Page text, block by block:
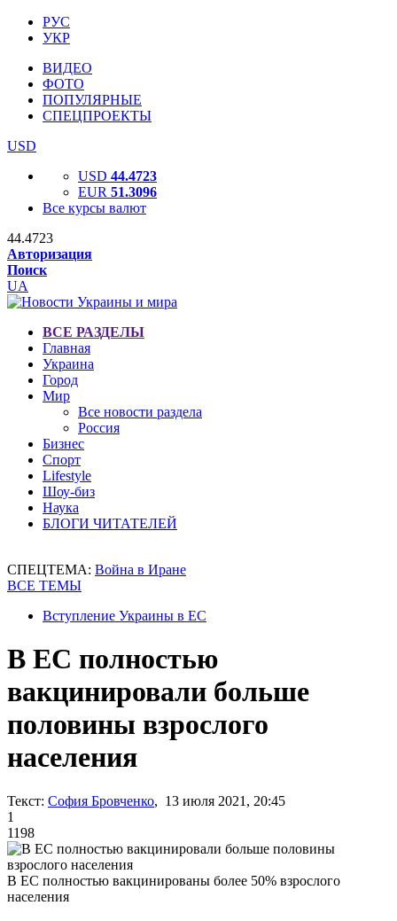
РУС
УКР
ВИДЕО
ФОТО
ПОПУЛЯРНЫЕ
СПЕЦПРОЕКТЫ
USD
USD 44.4723
EUR 51.3096
Все курсы валют
44.4723
Авторизация
Поиск
UA
ВСЕ РАЗДЕЛЫ
Главная
Украина
Город
Мир
Все новости раздела
Россия
Бизнес
Спорт
Lifestyle
Шоу-биз
Наука
БЛОГИ ЧИТАТЕЛЕЙ
СПЕЦТЕМА: Война в Иране
ВСЕ ТЕМЫ
Вступление Украины в ЕС
В ЕС полностью
вакцинировали больше
половины взрослого
населения
Текст: София Бровченко, 13 июля 2021, 20:45
1
1198
В ЕС полностью вакцинированы более 50% взрослого
населения